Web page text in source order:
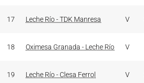
17 Leche Río - TDK Manresa V
18 Oximesa Granada - Leche Río V
19 Leche Río - Clesa Ferrol V